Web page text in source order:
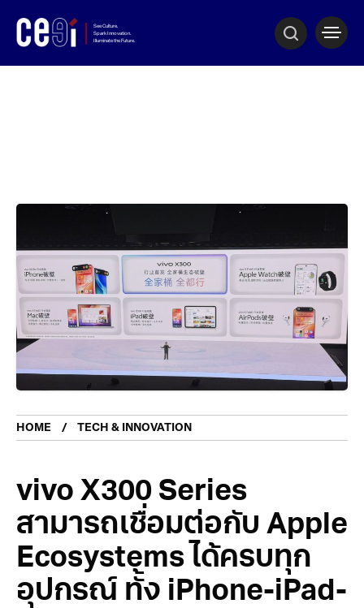
HOME TECH & INNOVATION
vivo X300 Series
สามารถเชื่อมต่อกับ Apple
Ecosystems ได้ครบทุก
อุปกรณ์ ทั้ง iPhone-iPad-